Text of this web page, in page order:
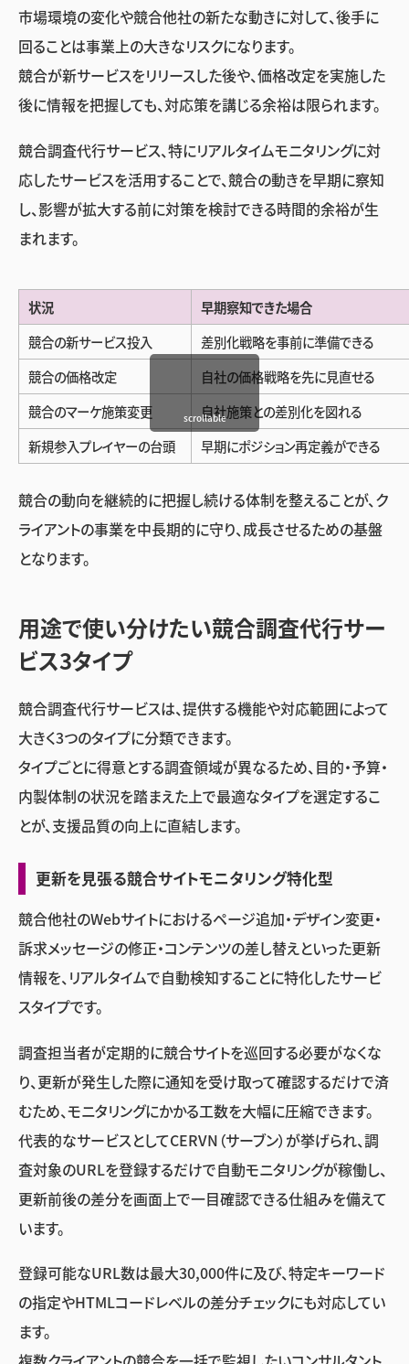
市場環境の変化や競合他社の新たな動きに対して、後手に
回ることは事業上の大きなリスクになります。
競合が新サービスをリリースした後や、価格改定を実施した
後に情報を把握しても、対応策を講じる余裕は限られます。
競合調査代行サービス、特にリアルタイムモニタリングに対
応したサービスを活用することで、競合の動きを早期に察知
し、影響が拡大する前に対策を検討できる時間的余裕が生
まれます。
状況
早期察知できた場合
競合の新サービス投入
差別化戦略を事前に準備できる
競合の価格改定
自社の価格戦略を先に見直せる
競合のマーケ施策変更
自社施策との差別化を図れる
新規参入プレイヤーの台頭
早期にポジション再定義ができる
scrollable
競合の動向を継続的に把握し続ける体制を整えることが、ク
ライアントの事業を中長期的に守り、成長させるための基盤
となります。
用途で使い分けたい競合調査代行サー
ビス3タイプ
競合調査代行サービスは、提供する機能や対応範囲によって
大きく3つのタイプに分類できます。
タイプごとに得意とする調査領域が異なるため、目的・予算・
内製体制の状況を踏まえた上で最適なタイプを選定するこ
とが、支援品質の向上に直結します。
更新を見張る競合サイトモニタリング特化型
競合他社のWebサイトにおけるページ追加・デザイン変更・
訴求メッセージの修正・コンテンツの差し替えといった更新
情報を、リアルタイムで自動検知することに特化したサービ
スタイプです。
調査担当者が定期的に競合サイトを巡回する必要がなくな
り、更新が発生した際に通知を受け取って確認するだけで済
むため、モニタリングにかかる工数を大幅に圧縮できます。
代表的なサービスとしてCERVN（サーブン）が挙げられ、調
査対象のURLを登録するだけで自動モニタリングが稼働し、
更新前後の差分を画面上で一目確認できる仕組みを備えて
います。
登録可能なURL数は最大30,000件に及び、特定キーワード
の指定やHTMLコードレベルの差分チェックにも対応してい
ます。